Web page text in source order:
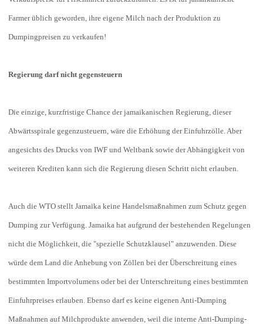
Farmer üblich geworden, ihre eigene Milch nach der Produktion zu
Dumpingpreisen zu verkaufen!
Regierung darf nicht gegensteuern
Die einzige, kurzfristige Chance der jamaikanischen Regierung, dieser
Abwärtsspirale gegenzusteuern, wäre die Erhöhung der Einfuhrzölle. Aber
angesichts des Drucks von IWF und Weltbank sowie der Abhängigkeit von
weiteren Krediten kann sich die Regierung diesen Schritt nicht erlauben.
Auch die WTO stellt Jamaika keine Handelsmaßnahmen zum Schutz gegen
Dumping zur Verfügung. Jamaika hat aufgrund der bestehenden Regelungen
nicht die Möglichkeit, die "spezielle Schutzklausel" anzuwenden. Diese
würde dem Land die Anhebung von Zöllen bei der Überschreitung eines
bestimmten Importvolumens oder bei der Unterschreitung eines bestimmten
Einfuhrpreises erlauben. Ebenso darf es keine eigenen Anti-Dumping
Maßnahmen auf Milchprodukte anwenden, weil die interne Anti-Dumping-